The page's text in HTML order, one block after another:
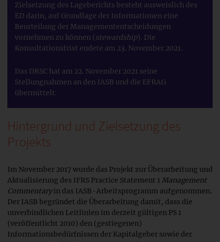
Zielsetzung des Lageberichts besteht ausweislich des
ED darin, auf Grundlage der Informationen eine
Beurteilung der Managemententscheidungen
vornehmen zu können (stewardship). Die
Konsultationsfrist endete am 23. November 2021.
Das DRSC hat am 22. November 2021 seine
Stellungnahmen an den IASB und die EFRAG
übermittelt.
Hintergrund und Zielsetzung des
Projekts
Im November 2017 wurde das Projekt zur Überarbeitung und
Aktualisierung des IFRS Practice Statement 1Management
Commentaryin das IASB-Arbeitsprogramm aufgenommen.
Der IASB begründet die Überarbeitung damit, dass die
unverbindlichen Leitlinien im derzeit gültigen PS 1
(veröffentlicht 2010) den (gestiegenen)
Informationsbedürfnissen der Kapitalgeber sowie der